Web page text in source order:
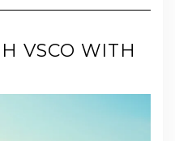
VSCO WITH